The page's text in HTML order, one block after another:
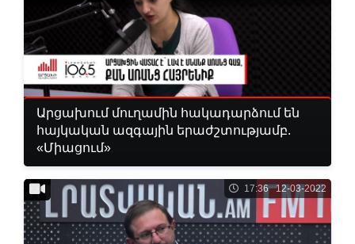
Արցախում մուղամին հակադարձում են
հայկական ազգային երաժշտությամբ.
«Միացում»
17:36 12-03-2022